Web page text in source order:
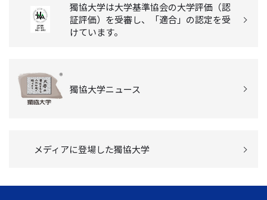
獨協大学は大学基準協会の大学評価（認
証評価）を受審し、「適合」の認定を受
けています。
獨協大学ニュース
メディアに登場した獨協大学